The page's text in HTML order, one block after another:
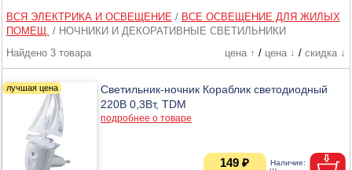
ВСЯ ЭЛЕКТРИКА И ОСВЕЩЕНИЕ / ВСЕ ОСВЕЩЕНИЕ ДЛЯ ЖИЛЫХ
ПОМЕЩ.
/ НОЧНИКИ И ДЕКОРАТИВНЫЕ СВЕТИЛЬНИКИ
Найдено 3 товара
цена ↑ / цена ↓ / скидка ↓
Светильник-ночник Кораблик светодиодный
220В 0,3Вт, TDM
подробнее о товаре
149 ₽